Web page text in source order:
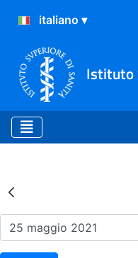
Istituto
Risultati